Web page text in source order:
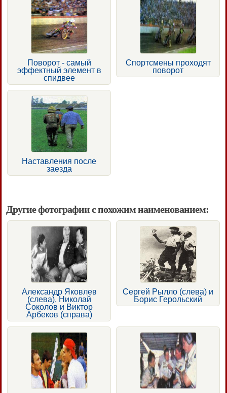
Поворот - самый
эффектный элемент в
спидвее
Спортсмены проходят
поворот
Наставления после
заезда
Другие фотографии с похожим наименованием:
Александр Яковлев
(слева), Николай
Соколов и Виктор
Арбеков (справа)
Сергей Рылло (слева) и
Борис Герольский